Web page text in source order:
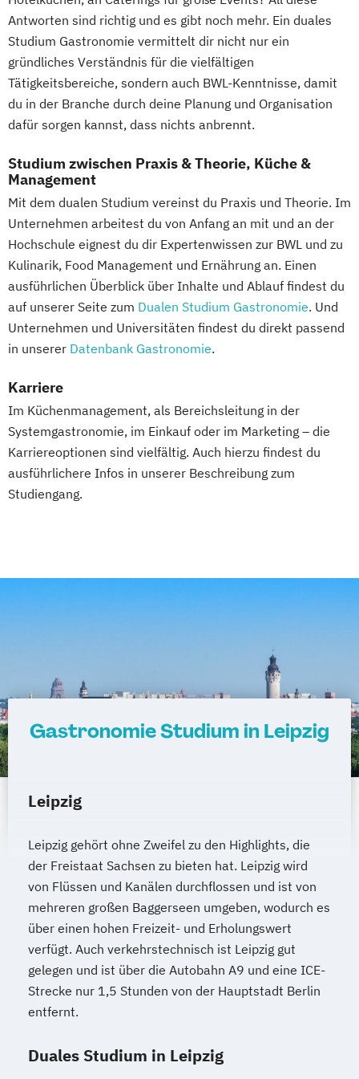
BWL Interkulturelle Kompetenzen |
Gesundheitsmanagement
Hotelmanagement
BWL Interkulturelle Kompetenzen |
Immobilienmanagement
Innovationsmanagement
BWL Interkulturelle Kompetenzen |
Lieferkettenmanagement & Logistik
BWL Interkulturelle Kompetenzen |
Marketing & Digitale Medien
BWL Interkulturelle Kompetenzen |
Personalmanagement
BWL Interkulturelle Kompetenzen |
Qualitäts- & Nachhaltigkeitsmanagement
Management
BWL Interkulturelle Kompetenzen |
Sportmanagement
BWL Interkulturelle Kompetenzen | Steuern
BWL Interkulturelle Kompetenzen |
BWL | Change Management
BWL | Finanzdienstleistungen
BWL | Gesundheitsmanagement
BWL | Immobilienmanagement
BWL | Innovationsmanagement
BWL | Lieferkettenmanagement & Logistik
BWL | Marketing & Digitale Medien
BWL | Personalmanagement
BWL | Qualitäts- &
Nachhaltigkeitsmanagement
BWL | Sales Management
BWL | Sportmanagement
BWL | Veranstaltungsmanagement
Antworten sind richtig und es gibt noch mehr. Ein duales
Studium Gastronomie vermittelt dir nicht nur ein
gründliches Verständnis für die vielfältigen
Tätigkeitsbereiche, sondern auch BWL-Kenntnisse, damit
du in der Branche durch deine Planung und Organisation
dafür sorgen kannst, dass nichts anbrennt.
Studium zwischen Praxis & Theorie, Küche &
Management
Mit dem dualen Studium vereinst du Praxis und Theorie. Im
Unternehmen arbeitest du von Anfang an mit und an der
Hochschule eignest du dir Expertenwissen zur BWL und zu
Kulinarik, Food Management und Ernährung an. Einen
ausführlichen Überblick über Inhalte und Ablauf findest du
auf unserer Seite zum Dualen Studium Gastronomie. Und
Unternehmen und Universitäten findest du direkt passend
in unserer Datenbank Gastronomie.
Karriere
Im Küchenmanagement, als Bereichsleitung in der
Systemgastronomie, im Einkauf oder im Marketing – die
Karriereoptionen sind vielfältig. Auch hierzu findest du
ausführlichere Infos in unserer Beschreibung zum
Studiengang.
Gastronomie Studium in Leipzig
Leipzig
Leipzig gehört ohne Zweifel zu den Highlights, die
der Freistaat Sachsen zu bieten hat. Leipzig wird
von Flüssen und Kanälen durchflossen und ist von
mehreren großen Baggerseen umgeben, wodurch es
über einen hohen Freizeit- und Erholungswert
verfügt. Auch verkehrstechnisch ist Leipzig gut
gelegen und ist über die Autobahn A9 und eine ICE-
Strecke nur 1,5 Stunden von der Hauptstadt Berlin
entfernt.
Duales Studium in Leipzig